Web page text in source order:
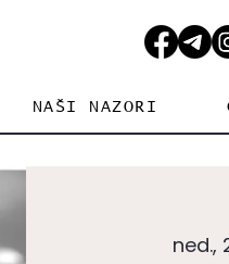
NAŠI NAZORI
ned.,